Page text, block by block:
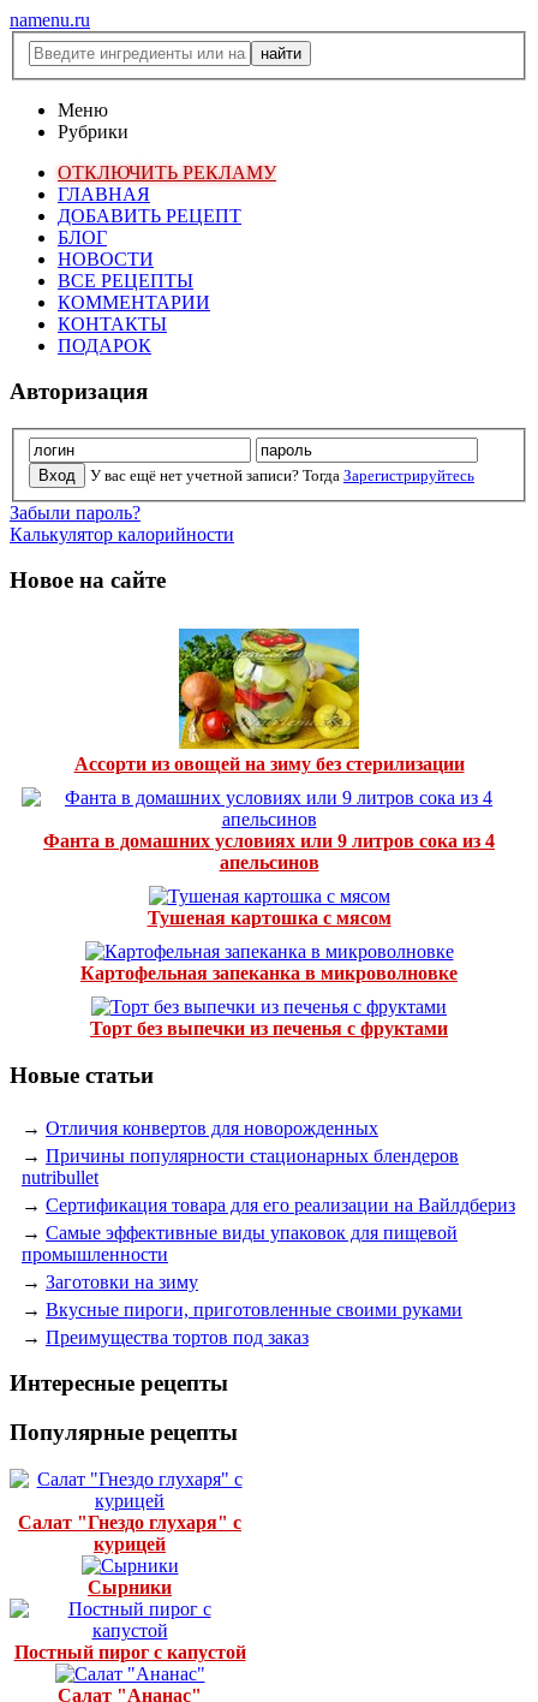
namenu.ru
Меню
Рубрики
ОТКЛЮЧИТЬ РЕКЛАМУ
ГЛАВНАЯ
ДОБАВИТЬ РЕЦЕПТ
БЛОГ
НОВОСТИ
ВСЕ РЕЦЕПТЫ
КОММЕНТАРИИ
КОНТАКТЫ
ПОДАРОК
Авторизация
У вас ещё нет учетной записи? Тогда Зарегистрируйтесь
Забыли пароль?
Калькулятор калорийности
Новое на сайте
Ассорти из овощей на зиму без стерилизации
Фанта в домашних условиях или 9 литров сока из 4
апельсинов
Тушеная картошка с мясом
Картофельная запеканка в микроволновке
Торт без выпечки из печенья с фруктами
Новые статьи
→ Отличия конвертов для новорожденных
→ Причины популярности стационарных блендеров
nutribullet
→ Сертификация товара для его реализации на Вайлдбериз
→ Самые эффективные виды упаковок для пищевой
промышленности
→ Заготовки на зиму
→ Вкусные пироги, приготовленные своими руками
→ Преимущества тортов под заказ
Интересные рецепты
Популярные рецепты
Салат "Гнездо глухаря" с
курицей
Сырники
Постный пирог с капустой
Салат "Ананас"